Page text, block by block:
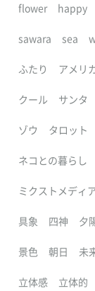
flower happy
sawara sea
ふたり アメリ
クール サンタ
ゾウ タロット
ネコとの暮らし
ミクストメディ
具象 四神 夕
景色 朝日 未
立体感 立体的